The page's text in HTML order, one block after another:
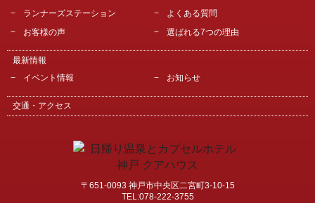
ランナーズステーション
よくある質問
お客様の声
選ばれる7つの理由
最新情報
イベント情報
お知らせ
交通・アクセス
〒651-0093 神戸市中央区二宮町3-10-15
TEL:078-222-3755